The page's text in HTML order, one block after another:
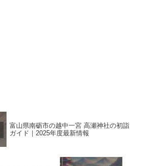
富山県南砺市の越中一宮 高瀬神社の初詣
ガイド｜2025年度最新情報